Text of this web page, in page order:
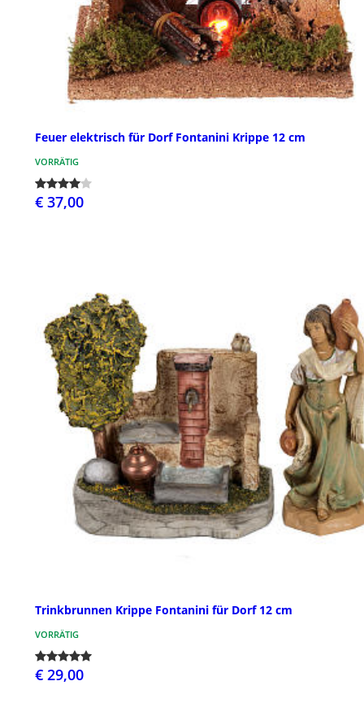
Feuer elektrisch für Dorf Fontanini Krippe 12 cm
VORRÄTIG
€ 37,00
Trinkbrunnen Krippe Fontanini für Dorf 12 cm
VORRÄTIG
€ 29,00